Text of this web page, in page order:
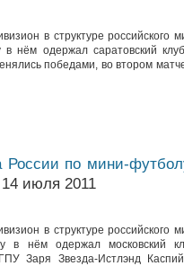
в структуре российского
в нём одержал саратовский
победами, во втором
по мини-
июля 2011
в структуре российского
в нём одержал московский
Заря Звезда-Истлэнд